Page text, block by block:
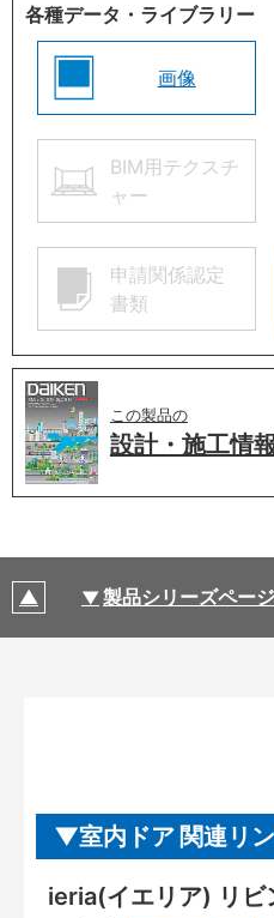
各種データ・ライブラリー
画像
BIM用テクスチ
ャー
申請関係認定
書類
この製品の
設計・施工情
製品シリーズペー
室内ドア 関連リ
ieria(イエリア) リビ